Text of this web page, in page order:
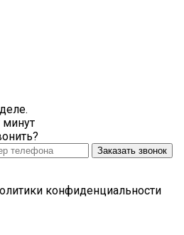
минут
Заказать звонок
конфиденциальности